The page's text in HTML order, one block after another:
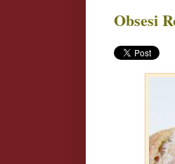
Obsesi